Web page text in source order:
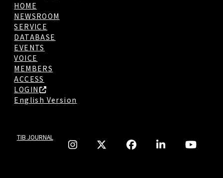
HOME
NEWSROOM
SERVICE
DATABASE
EVENTS
VOICE
MEMBERS
ACCESS
LOGIN
English Version
TIB JOURNAL